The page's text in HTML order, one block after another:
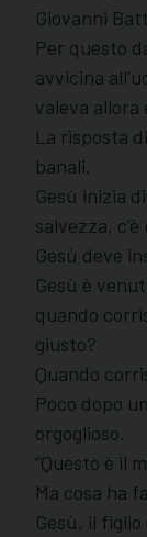
Giovanni
Per questo
avvicina
valeva allora
La risposta
banali.
Gesù inizia
salvezza,
Gesù deve
Gesù è
quando
giusto?
Quando
Poco dopo
orgoglioso.
“Questo è il
Ma cosa ha
Gesù, il